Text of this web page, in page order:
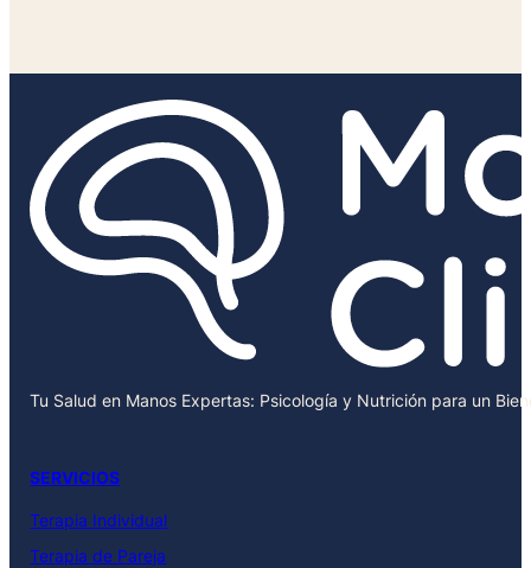
Tu Salud en Manos Expertas: Psicología y Nutrición para un
SERVICIOS
Terapia Individual
Terapia de Pareja